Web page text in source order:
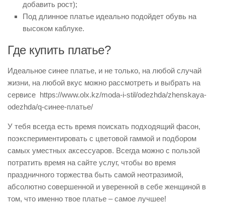
добавить рост);
Под длинное платье идеально подойдет обувь на
высоком каблуке.
Где купить платье?
Идеальное синее платье, и не только, на любой случай
жизни, на любой вкус можно рассмотреть и выбрать на
сервисе https://www.olx.kz/moda-i-stil/odezhda/zhenskaya-
odezhda/q-синее-платье/
У тебя всегда есть время поискать подходящий фасон,
поэкспериментировать с цветовой гаммой и подбором
самых уместных аксессуаров. Всегда можно с пользой
потратить время на сайте услуг, чтобы во время
праздничного торжества быть самой неотразимой,
абсолютно совершенной и уверенной в себе женщиной в
том, что именно твое платье – самое лучшее!